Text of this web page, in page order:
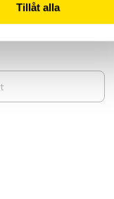
Tillåt alla